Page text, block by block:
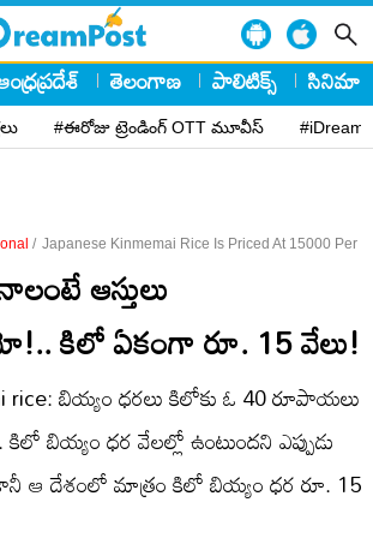
తెలంగాణ పాలిటిక్స్ సినిమా
#ఈరోజు ట్రెండింగ్ OTT మూవీస్
/ Japanese Kinmemai Rice Is Priced At 15000 Per
ఆస్తులు
కిలో ఏకంగా రూ. 15 వేలు!
rice: బియ్యం ధరలు కిలోకు ఓ 40 రూపాయలు
బియ్యం ధర వేలల్లో ఉంటుందని ఎప్పుడు
ఆ దేశంలో మాత్రం కిలో బియ్యం ధర రూ. 15